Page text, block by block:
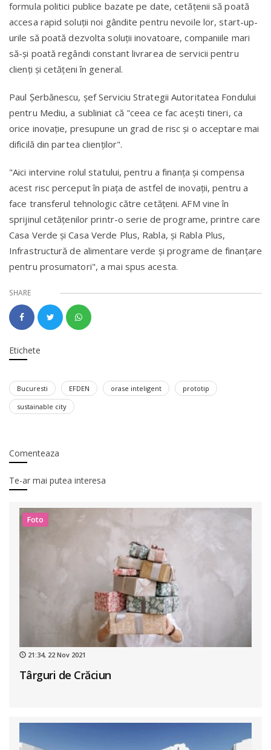
formula politici publice bazate pe date, cetăţenii să poată
accesa rapid soluţii noi gândite pentru nevoile lor, start-up-
urile să poată dezvolta soluţii inovatoare, companiile mari
să-şi poată regândi constant livrarea de servicii pentru
clienţi şi cetăţeni în general.
Paul Şerbănescu, şef Serviciu Strategii Autoritatea Fondului
pentru Mediu, a subliniat că "ceea ce fac aceşti tineri, ca
orice inovaţie, presupune un grad de risc şi o acceptare mai
dificilă din partea clienţilor".
"Aici intervine rolul statului, pentru a finanţa şi compensa
acest risc perceput în piaţa de astfel de inovaţii, pentru a
face transferul tehnologic către cetăţeni. AFM vine în
sprijinul cetăţenilor printr-o serie de programe, printre care
Casa Verde şi Casa Verde Plus, Rabla, şi Rabla Plus,
Infrastructură de alimentare verde şi programe de finanţare
pentru prosumatori", a mai spus acesta.
SHARE
Etichete
Bucuresti EFDEN orase inteligent
prototip
sustainable city
Comenteaza
Te-ar mai putea interesa
Foto
21:34, 22 Nov 2021
Târguri de Crăciun